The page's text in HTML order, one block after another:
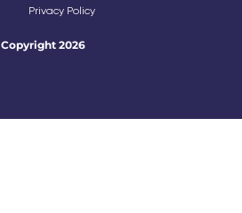
Privacy Policy
Copyright 2026